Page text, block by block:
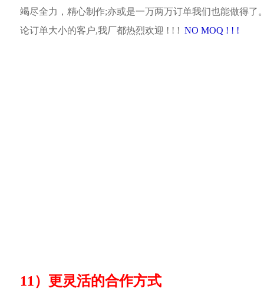
竭尽全力，精心制作;亦或是一万两万订单我们也能做得了
论订单大小的客户,我厂都热烈欢迎 ! ! ! NO MOQ ! ! !
11）更灵活的合作方式